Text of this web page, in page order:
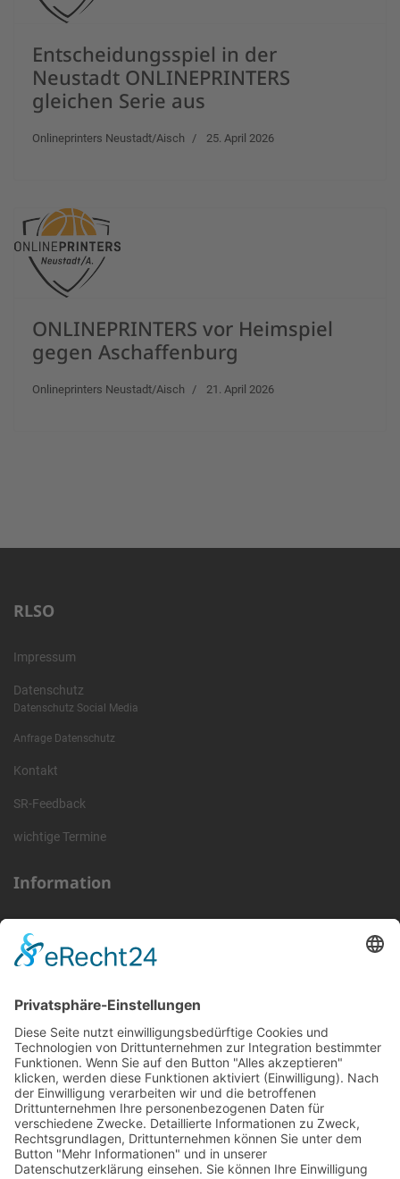
Entscheidungsspiel in der
Neustadt ONLINEPRINTERS
gleichen Serie aus
Onlineprinters Neustadt/Aisch 25. April 2026
ONLINEPRINTERS vor Heimspiel
gegen Aschaffenburg
Onlineprinters Neustadt/Aisch 21. April 2026
RLSO
Impressum
Datenschutz
Datenschutz Social Media
Anfrage Datenschutz
Kontakt
SR-Feedback
wichtige Termine
Information
Sachsen und Thüringen. Er ist als eingetragener Verein tätig und
gleichzeitig Veranstalter der Spiele der Regionalliga in
Die RLSO ist jetzt auch erreichbar unter der Adresse
https://rlso.basketball